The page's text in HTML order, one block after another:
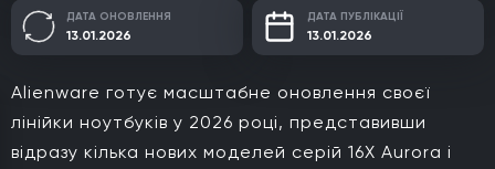
ДАТА ОНОВЛЕННЯ
13.01.2026
ДАТА ПУБЛІКАЦІЇ
13.01.2026
Alienware готує масштабне оновлення своєї
лінійки ноутбуків у 2026 році, представивши
відразу кілька нових моделей серій 16X Aurora і